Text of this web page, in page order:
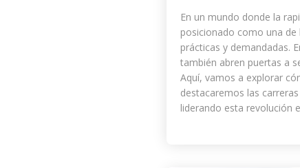
En un mundo donde la
posicionado como una
prácticas y demandadas.
también abren puertas a
Aquí, vamos a explorar
destacaremos las
liderando esta revolución